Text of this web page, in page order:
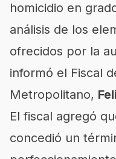
homicidio en
análisis de los
ofrecidos por la
informó el Fiscal
Metropolitano,
El fiscal agregó
concedió un